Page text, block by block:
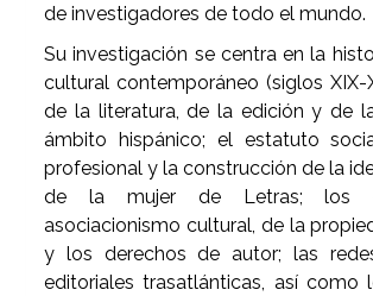
de investigadores de todo el mundo.
Su investigación se centra en la
cultural contemporáneo (siglos XIX-
de la literatura, de la edición y de
ámbito hispánico; el estatuto
profesional y la construcción de la
de la mujer de Letras; los
asociacionismo cultural, de la
y los derechos de autor; las
editoriales trasatlánticas, así como